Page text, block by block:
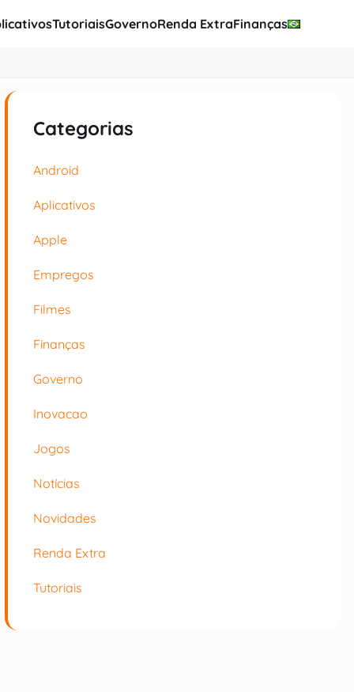
TutoriaisGovernoRenda ExtraFinanças
Categorias
Android
Aplicativos
Apple
Empregos
Filmes
Finanças
Governo
Inovacao
Jogos
Notícias
Novidades
Renda Extra
Tutoriais